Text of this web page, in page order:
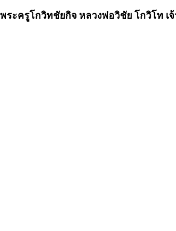
ครูโกวิทชัยกิจ หลวงพ่อวิชัย โกวิโท เ